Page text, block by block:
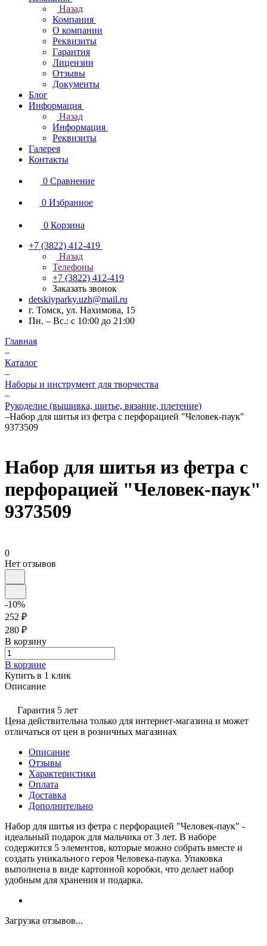
Назад
Компания
О компании
Реквизиты
Гарантия
Лицензии
Отзывы
Документы
Блог
Информация
Назад
Информация
Реквизиты
Галерея
Контакты
0 Сравнение
0 Избранное
0 Корзина
+7 (3822) 412-419
Назад
Телефоны
+7 (3822) 412-419
Заказать звонок
detskiyparky.uzh@mail.ru
г. Томск, ул. Нахимова, 15
Пн. – Вс.: с 10:00 до 21:00
Главная
–
Каталог
–
Наборы и инструмент для творчества
–
Рукоделие (вышивка, шитье, вязание, плетение)
–Набор для шитья из фетра с перфорацией "Человек-паук"
9373509
Набор для шитья из фетра с
перфорацией "Человек-паук"
9373509
0
Нет отзывов
-10%
252 ₽
280 ₽
В корзину
В корзине
Купить в 1 клик
Описание
Гарантия 5 лет
Цена действительна только для интернет-магазина и может
отличаться от цен в розничных магазинах
Описание
Отзывы
Характеристики
Оплата
Доставка
Дополнительно
Набор для шитья из фетра с перфорацией "Человек-паук" -
идеальный подарок для мальчика от 3 лет. В наборе
содержится 5 элементов, которые можно собрать вместе и
создать уникального героя Человека-паука. Упаковка
выполнена в виде картонной коробки, что делает набор
удобным для хранения и подарка.
Загрузка отзывов...